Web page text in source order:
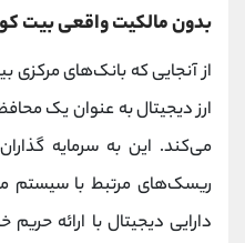
بدون مالکیت واقعی بیت
از آنجایی که بانک‌های مرکزی
ارز دیجیتال به‌ عنوان یک
می‌کند. این به سرمایه
ریسک‌های مرتبط با سیستم
دارایی دیجیتال با ارائه